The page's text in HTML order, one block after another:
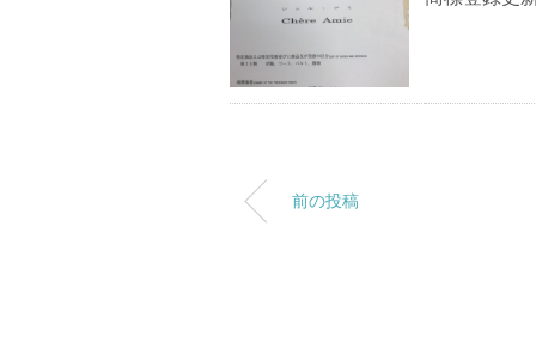
前の投稿